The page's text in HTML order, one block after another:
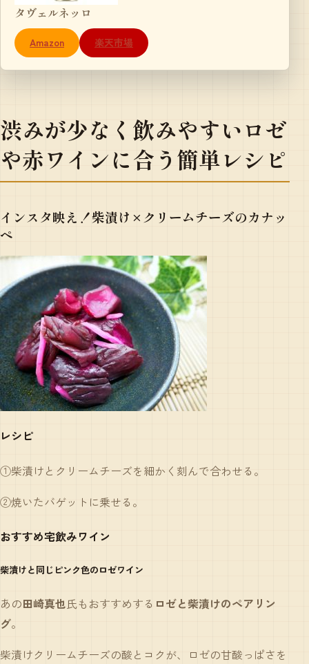
タヴェルネッロ
Amazon 楽天市場
渋みが少なく飲みやすいロゼ
や赤ワインに合う簡単レシピ
インスタ映え！柴漬け×クリームチーズのカナッ
ペ
レシピ
①柴漬けとクリームチーズを細かく刻んで合わせる。
②焼いたバゲットに乗せる。
おすすめ宅飲みワイン
柴漬けと同じピンク色のロゼワイン
あの田崎真也氏もおすすめする ロゼと柴漬けのペアリン
グ。
柴漬けクリームチーズの酸とコクが、ロゼの甘酸っぱさを